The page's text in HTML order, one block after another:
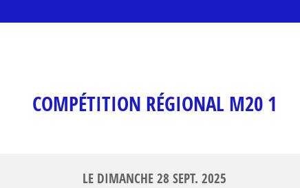
COMPÉTITION RÉGIONAL M20 1
LE DIMANCHE28 SEPT. 2025